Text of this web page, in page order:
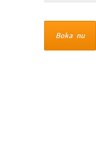
Boka nu